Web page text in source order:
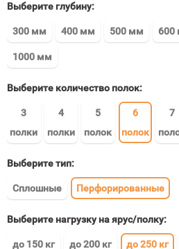
Выберите глубину:
300 мм 400 мм 500 мм 600
1000 мм
Выберите количество полок:
3
полки
4
полки
5
полок
6
полок
7
Выберите тип:
Сплошные Перфорированные
Выберите нагрузку на ярус/полку:
до 150 кг до 200 кг до 250 кг